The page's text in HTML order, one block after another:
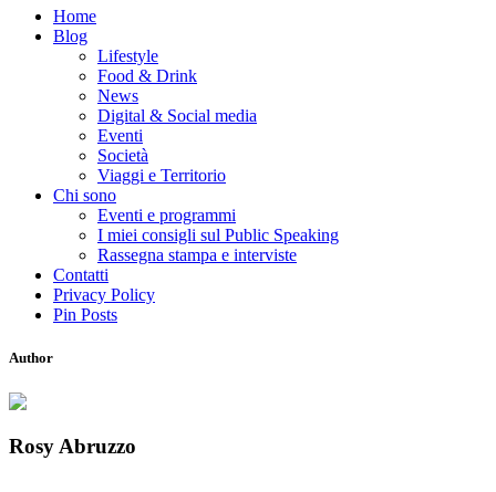
Home
Blog
Lifestyle
Food & Drink
News
Digital & Social media
Eventi
Società
Viaggi e Territorio
Chi sono
Eventi e programmi
I miei consigli sul Public Speaking
Rassegna stampa e interviste
Contatti
Privacy Policy
Pin Posts
Author
Rosy Abruzzo